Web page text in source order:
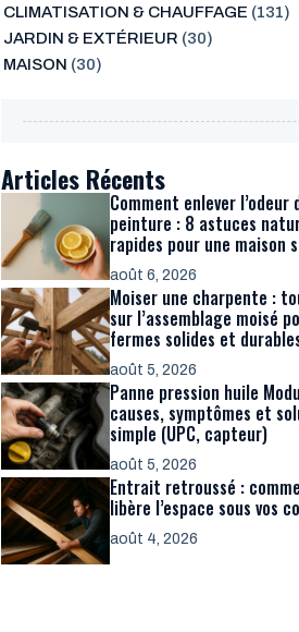
CLIMATISATION & CHAUFFAGE (131)
JARDIN & EXTÉRIEUR (30)
MAISON (30)
Articles Récents
Comment enlever l’odeur
peinture : 8 astuces
rapides pour une maison
août 6, 2026
Moiser une charpente :
sur l’assemblage moisé
fermes solides et
août 5, 2026
Panne pression huile
causes, symptômes et
simple (UPC, capteur)
août 5, 2026
Entrait retroussé :
libère l’espace sous vos
août 4, 2026